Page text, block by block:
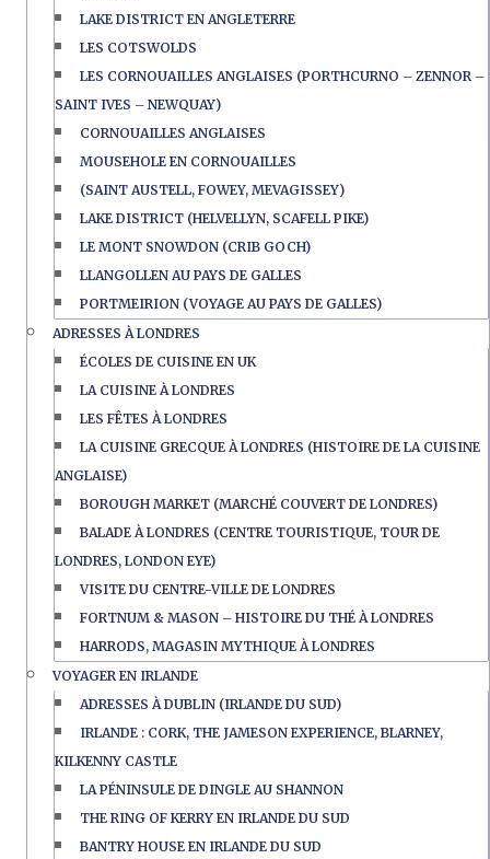
LAKE DISTRICT EN ANGLETERRE
LES COTSWOLDS
LES CORNOUAILLES ANGLAISES (PORTHCURNO – ZENNOR –
SAINT IVES – NEWQUAY)
CORNOUAILLES ANGLAISES
MOUSEHOLE EN CORNOUAILLES
(SAINT AUSTELL, FOWEY, MEVAGISSEY)
LAKE DISTRICT (HELVELLYN, SCAFELL PIKE)
LE MONT SNOWDON (CRIB GOCH)
LLANGOLLEN AU PAYS DE GALLES
PORTMEIRION (VOYAGE AU PAYS DE GALLES)
ADRESSES À LONDRES
ÉCOLES DE CUISINE EN UK
LA CUISINE À LONDRES
LES FÊTES À LONDRES
LA CUISINE GRECQUE À LONDRES (HISTOIRE DE LA CUISINE
ANGLAISE)
BOROUGH MARKET (MARCHÉ COUVERT DE LONDRES)
BALADE À LONDRES (CENTRE TOURISTIQUE, TOUR DE
LONDRES, LONDON EYE)
VISITE DU CENTRE-VILLE DE LONDRES
FORTNUM & MASON – HISTOIRE DU THÉ À LONDRES
HARRODS, MAGASIN MYTHIQUE À LONDRES
VOYAGER EN IRLANDE
ADRESSES À DUBLIN (IRLANDE DU SUD)
IRLANDE : CORK, THE JAMESON EXPERIENCE, BLARNEY,
KILKENNY CASTLE
LA PÉNINSULE DE DINGLE AU SHANNON
THE RING OF KERRY EN IRLANDE DU SUD
BANTRY HOUSE EN IRLANDE DU SUD